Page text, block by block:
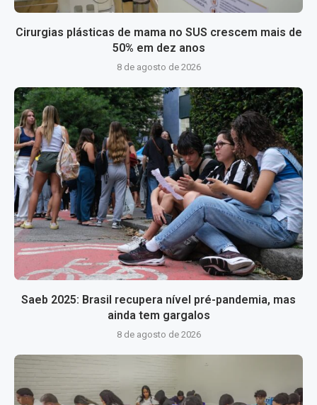
Cirurgias plásticas de mama no SUS crescem mais de
50% em dez anos
8 de agosto de 2026
Saeb 2025: Brasil recupera nível pré-pandemia, mas
ainda tem gargalos
8 de agosto de 2026